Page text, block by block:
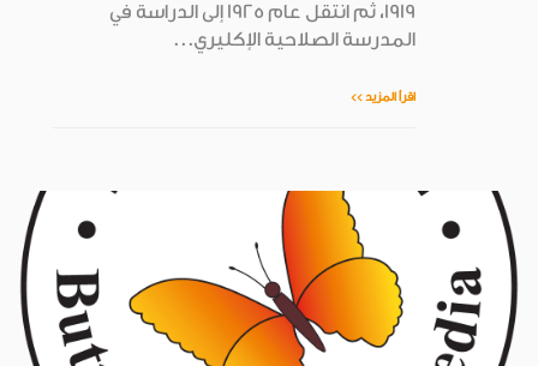
1919، ثم انتقل عام 1925 إلى الدراسة في
المدرسة الصلاحية الإكليري...
اقرأ المزيد >>